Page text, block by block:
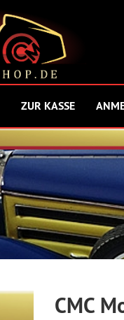
ZUR KASSE
CMC